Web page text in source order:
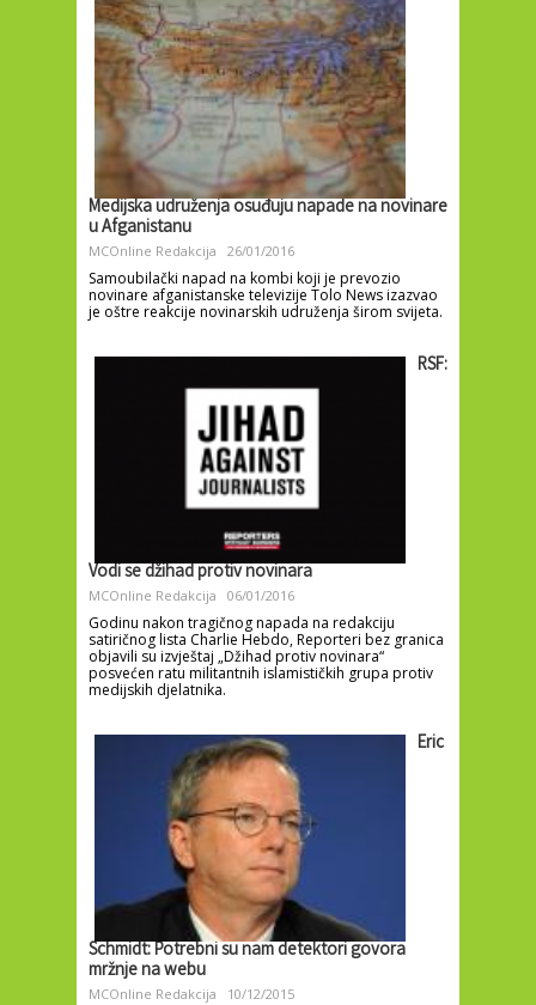
Medijska udruženja osuđuju napade na novinare
u Afganistanu
MCOnline Redakcija 26/01/2016
Samoubilački napad na kombi koji je prevozio
novinare afganistanske televizije Tolo News izazvao
je oštre reakcije novinarskih udruženja širom svijeta.
RSF:
Vodi se džihad protiv novinara
MCOnline Redakcija 06/01/2016
Godinu nakon tragičnog napada na redakciju
satiričnog lista Charlie Hebdo, Reporteri bez granica
objavili su izvještaj „Džihad protiv novinara“
posvećen ratu militantnih islamističkih grupa protiv
medijskih djelatnika.
Eric
Schmidt: Potrebni su nam detektori govora
mržnje na webu
MCOnline Redakcija 10/12/2015